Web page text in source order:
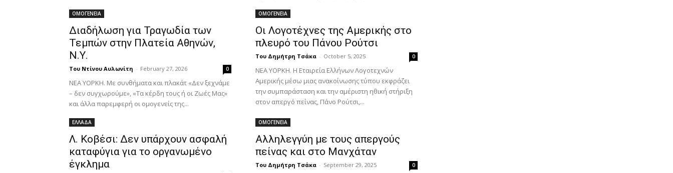
ΟΜΟΓΕΝΕΙΑ
Διαδήλωση για Τραγωδία των
Τεμπών στην Πλατεία Αθηνών,
Ν.Υ.
Του Ντίνου Αυλωνίτη - February 27, 2026 0
ΝΕΑ ΥΟΡΚΗ. Με συνθήματα και πλακάτ «Δεν ξεχνάμε
– δεν συγχωρούμε», «Τα κέρδη τους ή οι Ζωές Μας»
και άλλα παρεμφερή οι ομογενείς της...
ΟΜΟΓΕΝΕΙΑ
Οι Λογοτέχνες της Αμερικής στο
πλευρό του Πάνου Ρούτσι
Του Δημήτρη Τσάκα - October 5, 2025 0
ΝΕΑ ΥΟΡΚΗ. Η Εταιρεία Ελλήνων Λογοτεχνών
Αμερικής μέσω μιας ανακοίνωσης τύπου εκφράζει
την συμπαράσταση και την αμέριστη ηθική στήριξη
στον απεργό πείνας, Πάνο Ρούτσι,...
ΕΛΛΑΔΑ
Λ. Κοβέσι: Δεν υπάρχουν ασφαλή
καταφύγια για το οργανωμένο
έγκλημα
ΟΜΟΓΕΝΕΙΑ
Αλληλεγγύη με τους απεργούς
πείνας και στο Μανχάταν
Του Δημήτρη Τσάκα - September 29, 2025 0